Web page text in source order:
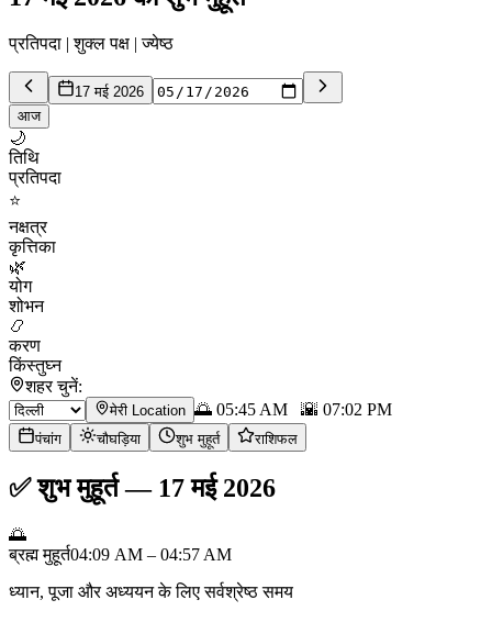
प्रतिपदा | शुक्ल पक्ष | ज्येष्ठ
17 मई 2026
आज
🌙
तिथि
प्रतिपदा
⭐
नक्षत्र
कृत्तिका
🌿
योग
शोभन
📿
करण
किंस्तुघ्न
शहर चुनें:
मेरी Location 🌅 05:45 AM 🌇 07:02 PM
पंचांग चौघड़िया शुभ मुहूर्त राशिफल
✅शुभ मुहूर्त— 17 मई 2026
🌅
ब्रह्म मुहूर्त04:09 AM – 04:57 AM
ध्यान, पूजा और अध्ययन के लिए सर्वश्रेष्ठ समय